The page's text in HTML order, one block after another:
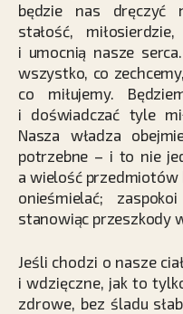
będzie nas dręczyć
stałość,
i umocnią nasze
wszystko, co
co miłujemy.
i doświadczać tyle
Nasza władza
potrzebne – i to nie
a wielość przedmiotów
onieśmielać;
stanowiąc przeszkody
Jeśli chodzi o nasze
i wdzięczne, jak to
zdrowe, bez śladu